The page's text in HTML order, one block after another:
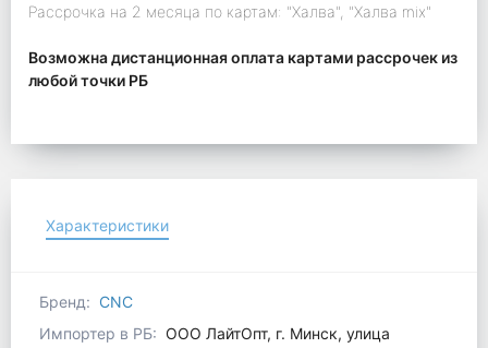
Рассрочка на 2 месяца по картам: "Халва", "Халва mix"
Возможна дистанционная оплата картами рассрочек из
любой точки РБ
Характеристики
Бренд: CNC
Импортер в РБ: ООО ЛайтОпт, г. Минск, улица